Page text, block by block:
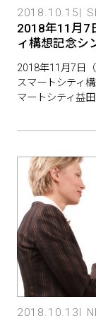
2018.10.15
2018年11月7
ィ構想記念シ
2018年11月7日
スマートシティ
マートシティ益
2018.10.13